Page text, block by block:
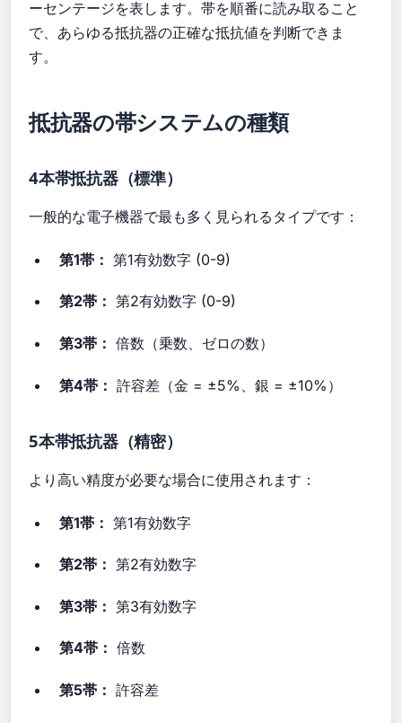
ーセンテージを表します。帯を順番に読み取ること
で、あらゆる抵抗器の正確な抵抗値を判断できま
す。
抵抗器の帯システムの種類
4本帯抵抗器（標準）
一般的な電子機器で最も多く見られるタイプです：
第1帯： 第1有効数字 (0-9)
第2帯： 第2有効数字 (0-9)
第3帯： 倍数（乗数、ゼロの数）
第4帯： 許容差（金 = ±5%、銀 = ±10%）
5本帯抵抗器（精密）
より高い精度が必要な場合に使用されます：
第1帯： 第1有効数字
第2帯： 第2有効数字
第3帯： 第3有効数字
第4帯： 倍数
第5帯： 許容差